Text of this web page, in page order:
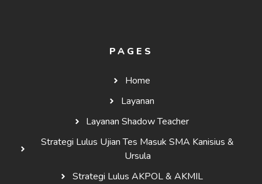
PAGES
Home
Layanan
Layanan Shadow Teacher
Strategi Lulus Ujian Tes Masuk SMA Kanisius &
Ursula
Strategi Lulus AKPOL & AKMIL